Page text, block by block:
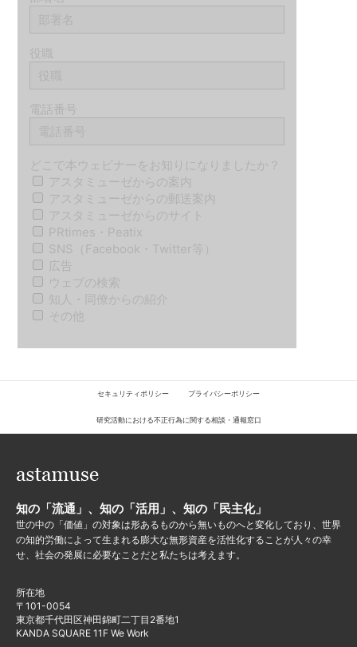
役職
電話番号
どこで本ウェビナーをお知りになりましたか？
アスタミューゼからの案内
アスタミューゼからの郵送案内
アスタミューゼからのサイト
PRtimes・Peatix
SNS（Facebook・Twitter等）
広告
ウェブの検索
知人・同僚からの紹介
その他
セキュリティポリシー プライバシーポリシー
研究活動における不正行為に関する相談・通報窓口
知の「流通」、知の「活用」、知の「民主化」
世の中の「価値」の対象は形あるものから無いものへと変化しており、世界
の知的労働によって生まれる膨大な無形資産を活性化することが人々の幸
せ、社会の発展に必要なことだと私たちは考えます。
所在地
〒101-0054
東京都千代田区神田錦町二丁目2番地1
KANDA SQUARE 11F We Work